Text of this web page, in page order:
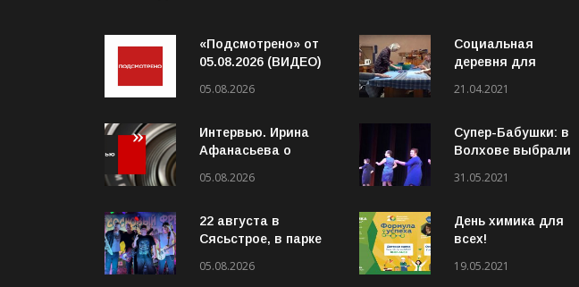
«Подсмотрено» от
05.08.2026 (ВИДЕО)
05.08.2026
Интервью. Ирина
Афанасьева о
контракте (ВИДЕО)
05.08.2026
22 августа в
Сясьстрое, в парке
состоится
05.08.2026
Социальная
деревня для
21.04.2021
Супер-Бабушки: в
Волхове выбрали
(ВИДЕО)
31.05.2021
День химика для
всех!
19.05.2021